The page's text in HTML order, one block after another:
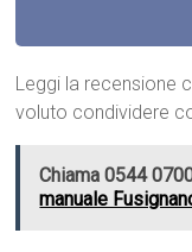
Leggi la recensione
voluto condividere
Chiama 0544
manuale